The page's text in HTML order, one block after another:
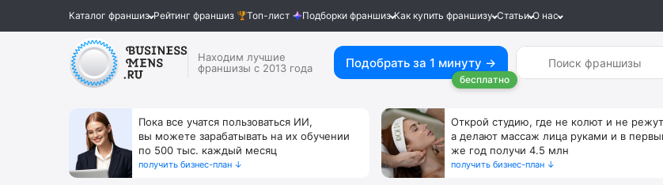
Каталог франшиз Рейтинг франшиз Топ-лист Подборки франшиз Как купить франшизу Статьи О нас
Находим лучшие
франшизы с 2013 года
Подобрать за 1 минуту →
бесплатно
Пока все учатся пользоваться ИИ,
вы можете зарабатывать на их обучении
по 500 тыс. каждый месяц
получить бизнес-план ↓
Открой студию, где не колют и не
а делают массаж лица руками и в
же год получи 4.5 млн
получить бизнес-план ↓